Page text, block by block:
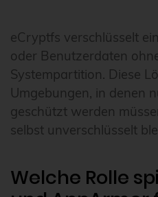
eCryptfs verschlüsselt
oder Benutzerdaten
Systempartition. Diese
Umgebungen, in denen
geschützt werden
selbst unverschlüsselt
Welche Rolle